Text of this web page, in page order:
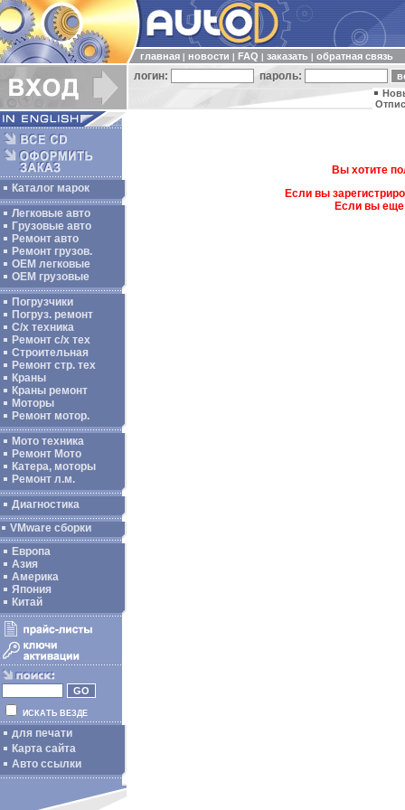
главная новости FAQ заказать обратная связь
логин: пароль:
Каталог марок
Легковые авто
Грузовые авто
Ремонт авто
Ремонт грузов.
ОЕМ легковые
OEM грузовые
Погрузчики
Погруз. ремонт
С/х техника
Ремонт с/х тех
Строительная
Ремонт стр. тех
Краны
Краны ремонт
Моторы
Ремонт мотор.
Мото техника
Ремонт Мото
Катера, моторы
Ремонт л.м.
Диагностика
VMware сборки
Европа
Азия
Америка
Япония
Китай
ИСКАТЬ ВЕЗДЕ
для печати
Карта сайта
Авто ссылки
Вы хотите
Если вы
Если вы еще